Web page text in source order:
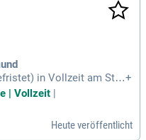
in Vollzeit am Sta
/ Home Office: Was er
+
| Vollzeit |
Heute veröffentlicht